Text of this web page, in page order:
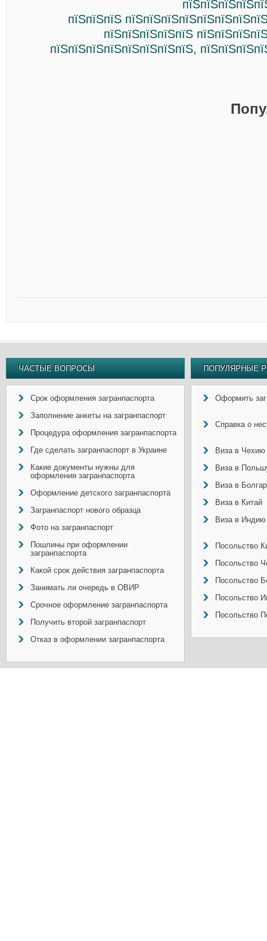
пїЅпїЅпїЅ
пїЅпїЅпїЅпїЅпїЅ
пїЅпїЅпїЅпїЅпїЅпїЅпїЅпїЅ,
ЧАСТЫЕ ВОПРОСЫ
Срок оформления загранпаспорта
Заполнение анкеты на загранпаспорт
Процедура оформления загранпаспорта
Где сделать загранпаспорт в Украине
Какие документы нужны для
оформления загранпаспорта
Оформление детского загранпаспорта
Загранпаспорт нового образца
Фото на загранпаспорт
Пошлины при оформлении
загранпаспорта
Какой срок действия загранпаспорта
Занимать ли очередь в ОВИР
Срочное оформление загранпаспорта
Получить второй загранпаспорт
Отказ в оформлении загранпаспорта
ПОПУЛЯРНЫЕ
Оформить
Справка о
Виза в Чехию
Виза в
Виза в
Виза в Китай
Виза в Индию
Посольство
Посольство
Посольство
Посольство
Посольство